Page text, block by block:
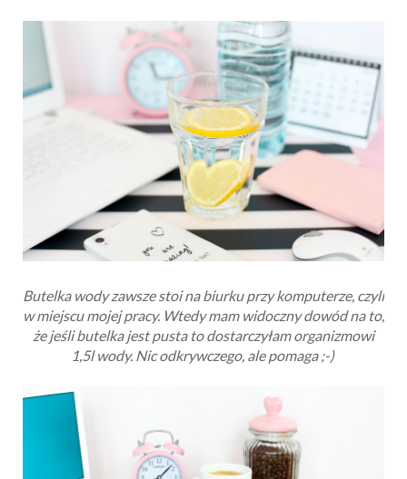
Butelka wody zawsze stoi na biurku przy komputerze, czyli
w miejscu mojej pracy. Wtedy mam widoczny dowód na to,
że jeśli butelka jest pusta to dostarczyłam organizmowi
1,5l wody. Nic odkrywczego, ale pomaga ;-)